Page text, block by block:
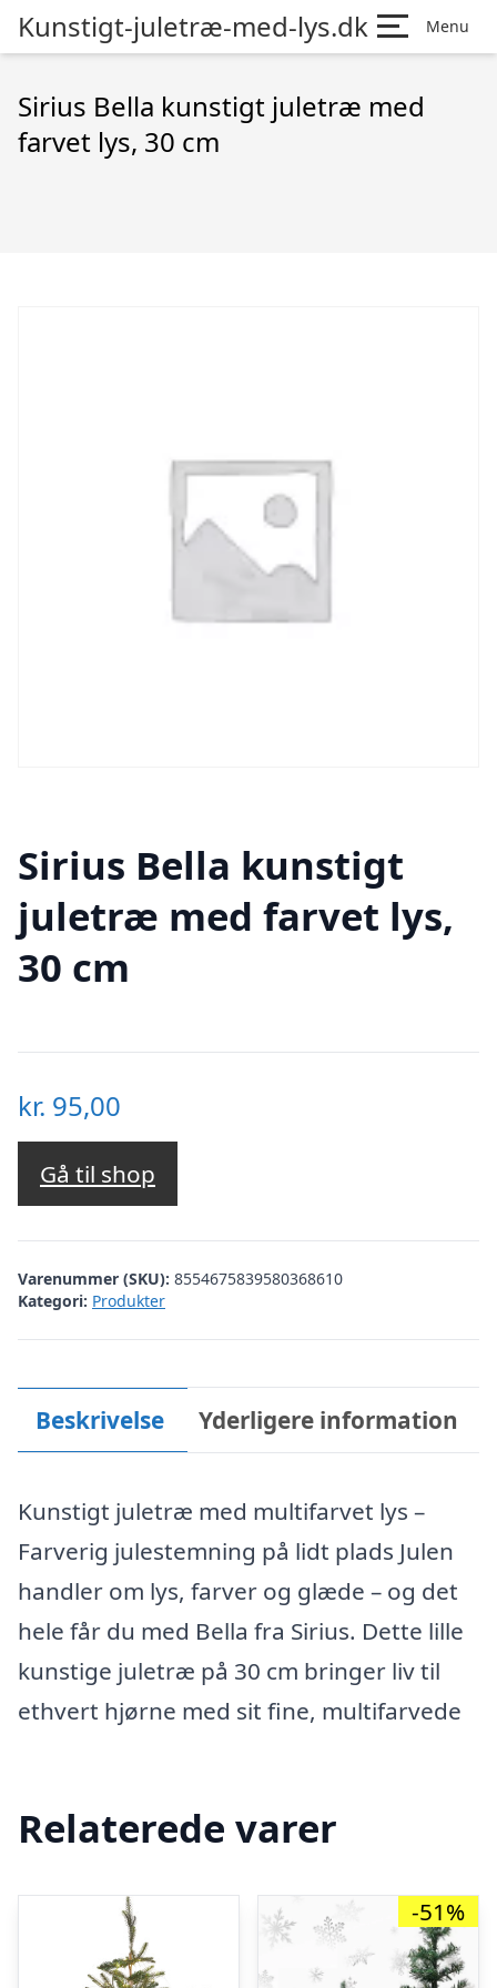
Kunstigt-juletræ-med-lys.dk Menu
Sirius Bella kunstigt juletræ med
farvet lys, 30 cm
Sirius Bella kunstigt
juletræ med farvet lys,
30 cm
kr. 95,00
Gå til shop
Varenummer (SKU): 8554675839580368610
Kategori: Produkter
Beskrivelse Yderligere information
Kunstigt juletræ med multifarvet lys –
Farverig julestemning på lidt plads Julen
handler om lys, farver og glæde – og det
hele får du med Bella fra Sirius. Dette lille
kunstige juletræ på 30 cm bringer liv til
ethvert hjørne med sit fine, multifarvede
Relaterede varer
-51%